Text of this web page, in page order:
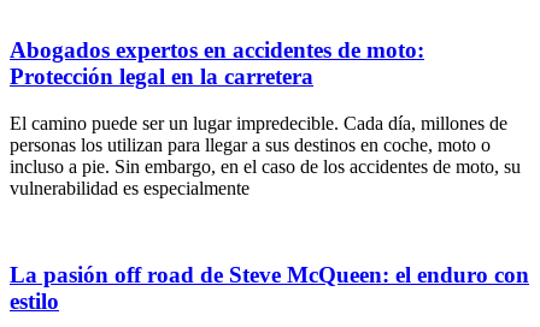
Abogados expertos en accidentes de moto:
Protección legal en la carretera
El camino puede ser un lugar impredecible. Cada día, millones de
personas los utilizan para llegar a sus destinos en coche, moto o
incluso a pie. Sin embargo, en el caso de los accidentes de moto, su
vulnerabilidad es especialmente
La pasión off road de Steve McQueen: el enduro con
estilo